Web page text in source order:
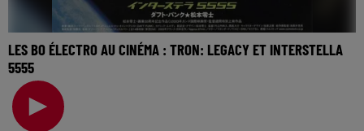
LES BO ÉLECTRO AU CINÉMA : TRON: LEGACY ET INTERSTELLA
5555
La music story du jour c’est celle des BO électro au
cinéma… Puisqu’on parle de cinéma cette semaine